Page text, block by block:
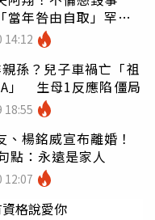
年咎由自取」罕吐
14:12
孫？兒子車禍亡「祖
」 生母1反應陷僵局
18:55
楊銘威宣布離婚！
點：永遠是家人
12:07
格說愛你